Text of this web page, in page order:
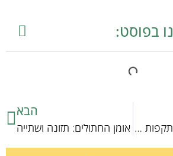
בפוסט:
מומחה להצלה מהתקפות חתול
הבא
אומן החתולים: תזונה ושתייה